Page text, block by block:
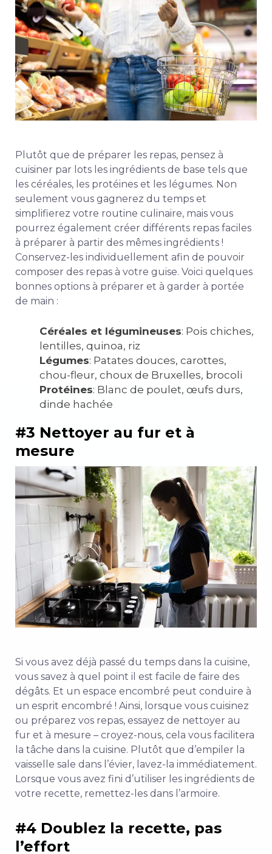
Plutôt que de préparer les repas, pensez à
cuisiner par lots les ingrédients de base tels que
les céréales, les protéines et les légumes. Non
seulement vous gagnerez du temps et
simplifierez votre routine culinaire, mais vous
pourrez également créer différents repas faciles
à préparer à partir des mêmes ingrédients !
Conservez-les individuellement afin de pouvoir
composer des repas à votre guise. Voici quelques
bonnes options à préparer et à garder à portée
de main :
Céréales et légumineuses: Pois chiches,
lentilles, quinoa, riz
Légumes: Patates douces, carottes,
chou-fleur, choux de Bruxelles, brocoli
Protéines: Blanc de poulet, œufs durs,
dinde hachée
#3 Nettoyer au fur et à
mesure
Si vous avez déjà passé du temps dans la cuisine,
vous savez à quel point il est facile de faire des
dégâts. Et un espace encombré peut conduire à
un esprit encombré ! Ainsi, lorsque vous cuisinez
ou préparez vos repas, essayez de nettoyer au
fur et à mesure – croyez-nous, cela vous facilitera
la tâche dans la cuisine. Plutôt que d’empiler la
vaisselle sale dans l’évier, lavez-la immédiatement.
Lorsque vous avez fini d’utiliser les ingrédients de
votre recette, remettez-les dans l’armoire.
#4 Doublez la recette, pas
l’effort